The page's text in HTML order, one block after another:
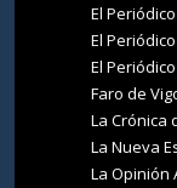
El Periódico
El
El
Faro de
La Crónica
La Nueva
La Opinión